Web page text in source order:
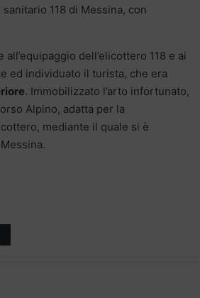
118 di Messina, con
dell’elicottero 118 e ai
ed individuato il turista, che era
. Immobilizzato l’arto infortunato,
Alpino, adatta per la
mediante il quale si è